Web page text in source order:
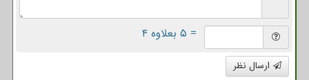
= ۵ بعلاوه ۴
ارسال نظر